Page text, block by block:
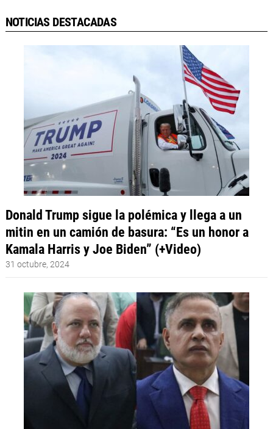
NOTICIAS DESTACADAS
Donald Trump sigue la polémica y llega a un
mitin en un camión de basura: “Es un honor a
Kamala Harris y Joe Biden” (+Video)
31 octubre, 2024